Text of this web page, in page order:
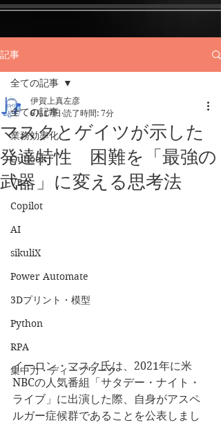
記事
全ての記事
業務効率化
Outlook
VBA
Copilot
AI
sikuliX
Power Automate
3Dプリント・模型
Python
RPA
集中力・ディープワーク
全ての記事
マスクとゲイツが示した
発達特性 困難を「最強の
武器」に変える思考法
伊賀上真左彦
6月17日 読了時間: 7分
イーロン・マスク氏は、2021年に米
NBCの人気番組「サタデー・ナイト・
ライブ」に出演した際、自身がアスペ
ルガー症候群であることを公表しまし